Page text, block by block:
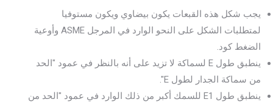
يجب شكل هذه القبعات يكون بيضاوي ويكون مستوفيا
لمتطلبات الشكل على النحو الوارد في المرجل ASME وأوعية
الضغط كود.
ينطبق طول E لسماكة لا تزيد على أنه بالنظر في عمود "الحد
من سماكة الجدار لطول E".
ينطبق طول E1 للسمك أكبر من ذلك الوارد في عمود "الحد من